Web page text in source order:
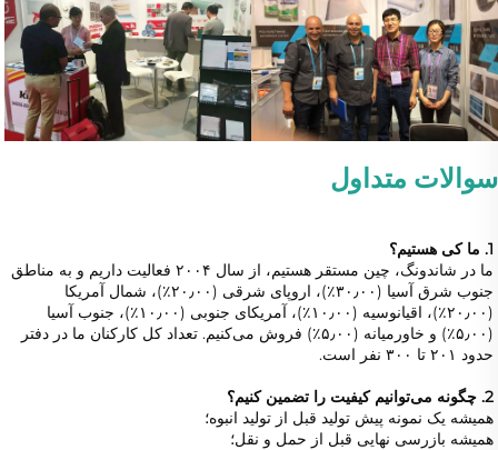
سوالات متداول
1. ما کی هستیم؟
حدود ۲۰۱ تا ۳۰۰ نفر است.
2. چگونه می‌توانیم کیفیت را تضمین کنیم؟
همیشه یک نمونه پیش تولید قبل از تولید انبوه؛
همیشه بازرسی نهایی قبل از حمل و نقل؛